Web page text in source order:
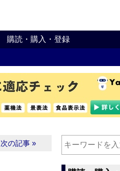
購読・購入・登録
次の記事 »